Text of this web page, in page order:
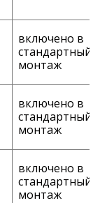
включено в
стандартный
монтаж
включено в
стандартный
монтаж
включено в
стандартный
монтаж